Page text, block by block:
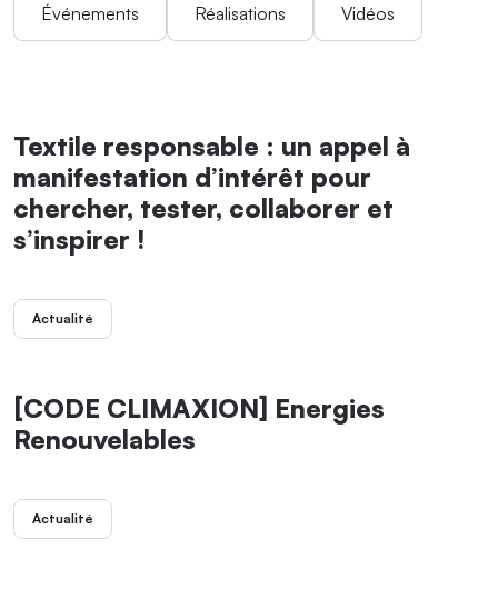
Événements Réalisations Vidéos
Textile responsable : un appel à
manifestation d’intérêt pour
chercher, tester, collaborer et
s’inspirer !
Actualité
[CODE CLIMAXION] Energies
Renouvelables
Actualité